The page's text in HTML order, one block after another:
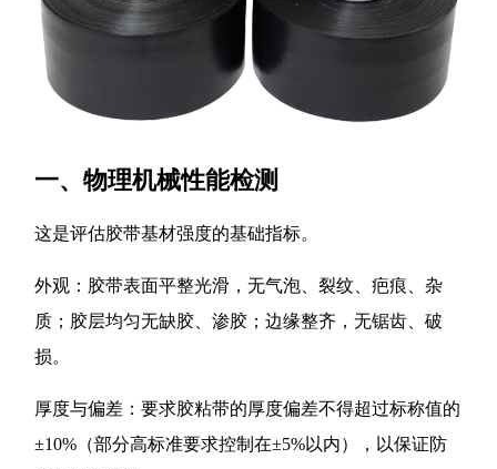
一、物理机械性能检测
这是评估胶带基材强度的基础指标。
外观：胶带表面平整光滑，无气泡、裂纹、疤痕、杂
质；胶层均匀无缺胶、渗胶；边缘整齐，无锯齿、破
损。
厚度与偏差：要求胶粘带的厚度偏差不得超过标称值的
±10%（部分高标准要求控制在±5%以内），以保证防